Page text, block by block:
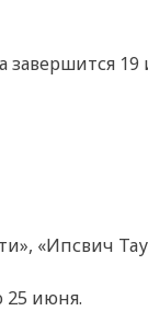
завершится
«Ипсвич
25 июня.